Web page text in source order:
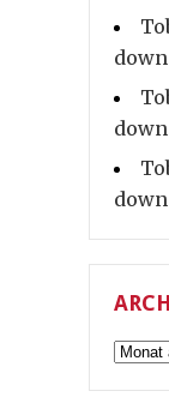
down
down
down